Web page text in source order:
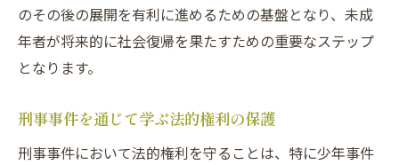
のその後の展開を有利に進めるための基盤となり、未成
年者が将来的に社会復帰を果たすための重要なステップ
となります。
刑事事件を通じて学ぶ法的権利の保護
刑事事件において法的権利を守ることは、特に少年事件